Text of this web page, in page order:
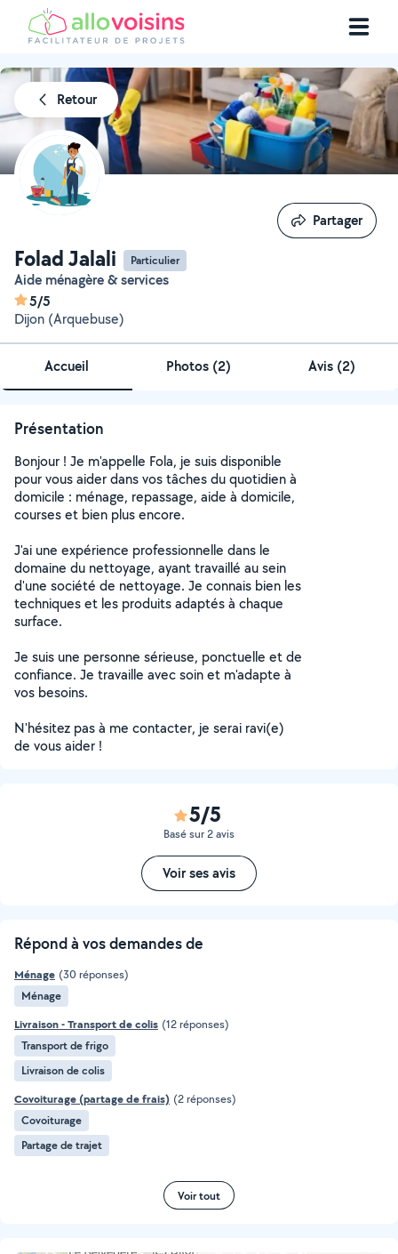
Retour
Folad Jalali Particulier
Aide ménagère & services
5/5
Dijon (Arquebuse)
Partager
Partager
Accueil Photos (2) Avis (2)
Présentation
Bonjour ! Je m'appelle Fola, je suis disponible
pour vous aider dans vos tâches du quotidien à
domicile : ménage, repassage, aide à domicile,
courses et bien plus encore.
J'ai une expérience professionnelle dans le
domaine du nettoyage, ayant travaillé au sein
d'une société de nettoyage. Je connais bien les
techniques et les produits adaptés à chaque
surface.
Je suis une personne sérieuse, ponctuelle et de
confiance. Je travaille avec soin et m'adapte à
vos besoins.
N'hésitez pas à me contacter, je serai ravi(e)
de vous aider !
5/5
Basé sur 2 avis
Voir ses avis
Répond à vos demandes de
Ménage (30 réponses)
Ménage
Livraison - Transport de colis (12 réponses)
Transport de frigo
Livraison de colis
Covoiturage (partage de frais) (2 réponses)
Covoiturage
Partage de trajet
Voir tout